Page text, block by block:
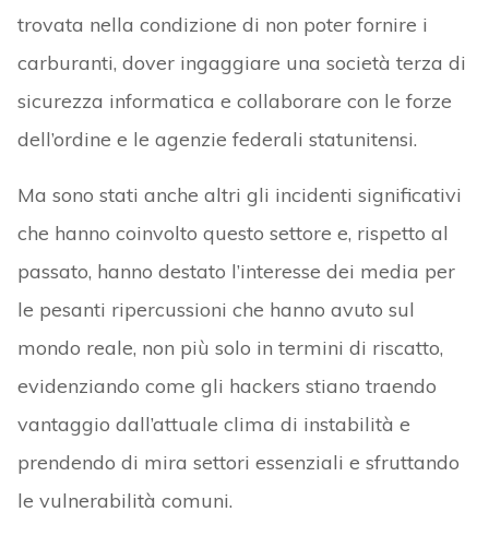
trovata nella condizione di non poter fornire i
carburanti, dover ingaggiare una società terza di
sicurezza informatica e collaborare con le forze
dell’ordine e le agenzie federali statunitensi.
Ma sono stati anche altri gli incidenti significativi
che hanno coinvolto questo settore e, rispetto al
passato, hanno destato l’interesse dei media per
le pesanti ripercussioni che hanno avuto sul
mondo reale, non più solo in termini di riscatto,
evidenziando come gli hackers stiano traendo
vantaggio dall’attuale clima di instabilità e
prendendo di mira settori essenziali e sfruttando
le vulnerabilità comuni.